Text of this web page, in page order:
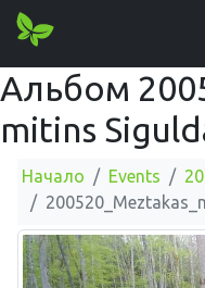
Альбом
mitins
Начало Events